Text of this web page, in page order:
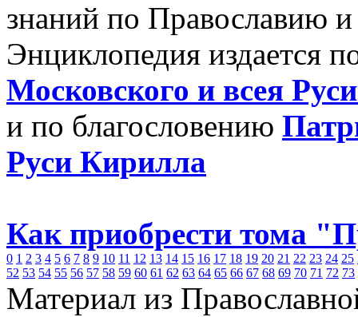
знаний по Православию
Энциклопедия издается
Московского и всея
и по благословению
Руси Кирилла
Как приобрести тома
0 1 2 3 4 5 6 7 8 9 10 11 12 13 14 15 16 17 18 19 20 21 22 23 24 25
52 53 54 55 56 57 58 59 60 61 62 63 64 65 66 67 68 69 70 71 72 73
Материал из